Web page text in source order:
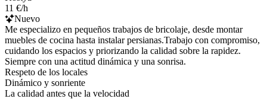
11 €/h
Nuevo
Me especializo en pequeños trabajos de bricolaje, desde montar
muebles de cocina hasta instalar persianas.Trabajo con compromiso,
cuidando los espacios y priorizando la calidad sobre la rapidez.
Siempre con una actitud dinámica y una sonrisa.
Respeto de los locales
Dinámico y sonriente
La calidad antes que la velocidad